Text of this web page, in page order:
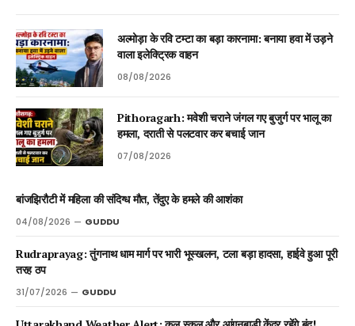
अल्मोड़ा के रवि टम्टा का बड़ा कारनामा: बनाया हवा में उड़ने
वाला इलेक्ट्रिक वाहन
08/08/2026
Pithoragarh: मवेशी चराने जंगल गए बुजुर्ग पर भालू का
हमला, दराती से पलटवार कर बचाई जान
07/08/2026
बांजझिरौटी में महिला की संदिग्ध मौत, तेंदुए के हमले की आशंका
04/08/2026 GUDDU
Rudraprayag: तुंगनाथ धाम मार्ग पर भारी भूस्खलन, टला बड़ा हादसा, हाईवे हुआ पूरी
तरह ठप
31/07/2026 GUDDU